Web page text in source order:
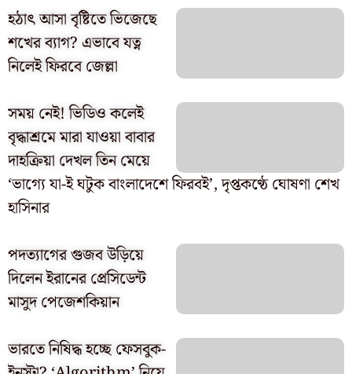
হঠাৎ আসা বৃষ্টিতে ভিজেছে
শখের ব্যাগ? এভাবে যত্ন
নিলেই ফিরবে জেল্লা
সময় নেই! ভিডিও কলেই
বৃদ্ধাশ্রমে মারা যাওয়া বাবার
দাহক্রিয়া দেখল তিন মেয়ে
‘ভাগ্যে যা-ই ঘটুক বাংলাদেশে ফিরবই’, দৃপ্তকণ্ঠে ঘোষণা শেখ
হাসিনার
পদত্যাগের গুজব উড়িয়ে
দিলেন ইরানের প্রেসিডেন্ট
মাসুদ পেজেশকিয়ান
ভারতে নিষিদ্ধ হচ্ছে ফেসবুক-